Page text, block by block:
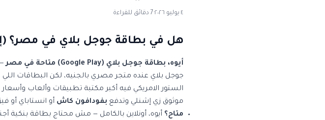
٤ يوليو ٢٠٢٦ · 7 دقائق للقراءة
هل في بطاقة جوجل بلاي في مصر؟
أيوه، بطاقة جوجل بلاي (Google Play) متاحة في مصر
—
جوجل بلاي عنده متجر مصري بالجنيه، لكن البطاقات اللي
الستور الامريكي فيه أكبر مكتبة تطبيقات وألعاب
موثوق زي إشنلي وتدفع بفودافون كاش أو انستاباي أو
متاح؟ أيوه، أونلاين بالكامل — مش محتاج بطاقة بنكية